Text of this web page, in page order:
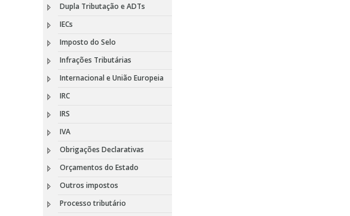
Dupla Tributação e ADTs
IECs
Imposto do Selo
Infrações Tributárias
Internacional e União Europeia
IRC
IRS
IVA
Obrigações Declarativas
Orçamentos do Estado
Outros impostos
Processo tributário